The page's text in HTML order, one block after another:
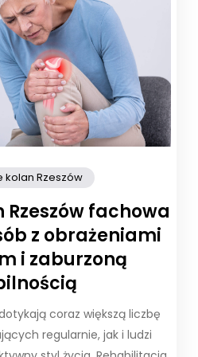
kolan Rzeszów
Rzeszów fachowa
z obrażeniami
i zaburzoną
coraz większą liczbę
regularnie, jak i ludzi